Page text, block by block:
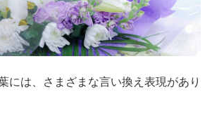
には、さまざまな言い換え表現があり